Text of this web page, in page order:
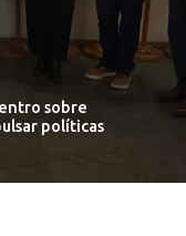
sobre
políticas